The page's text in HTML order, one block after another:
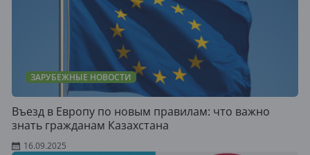
ЗАРУБЕЖНЫЕ НОВОСТИ
Въезд в Европу по новым правилам: что важно
знать гражданам Казахстана
16.09.2025